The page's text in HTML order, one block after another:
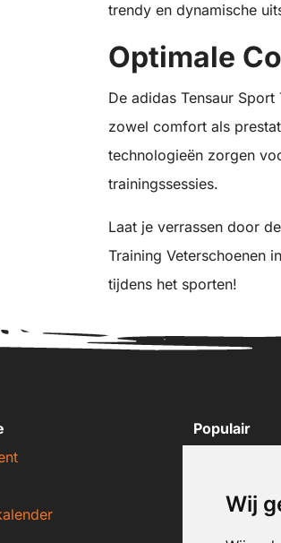
Wij
trendy en dynamische
Optimale
De adidas Tensaur
zowel comfort als
technologieën zorgen
trainingssessies.
Laat je verrassen door
Training Veterschoenen
tijdens het sporten!
Populair
New